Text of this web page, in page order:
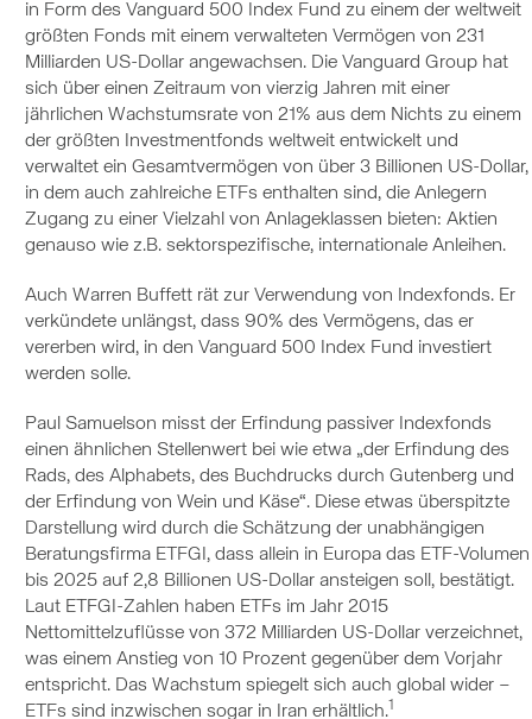
in Form des Vanguard 500 Index Fund zu einem der weltweit
größten Fonds mit einem verwalteten Vermögen von 231
Milliarden US-Dollar angewachsen. Die Vanguard Group hat
sich über einen Zeitraum von vierzig Jahren mit einer
jährlichen Wachstumsrate von 21% aus dem Nichts zu einem
der größten Investmentfonds weltweit entwickelt und
verwaltet ein Gesamtvermögen von über 3 Billionen US-Dollar,
in dem auch zahlreiche ETFs enthalten sind, die Anlegern
Zugang zu einer Vielzahl von Anlageklassen bieten: Aktien
genauso wie z.B. sektorspezifische, internationale Anleihen.
Auch Warren Buffett rät zur Verwendung von Indexfonds. Er
verkündete unlängst, dass 90% des Vermögens, das er
vererben wird, in den Vanguard 500 Index Fund investiert
werden solle.
Paul Samuelson misst der Erfindung passiver Indexfonds
einen ähnlichen Stellenwert bei wie etwa „der Erfindung des
Rads, des Alphabets, des Buchdrucks durch Gutenberg und
der Erfindung von Wein und Käse“. Diese etwas überspitzte
Darstellung wird durch die Schätzung der unabhängigen
Beratungsfirma ETFGI, dass allein in Europa das ETF-Volumen
bis 2025 auf 2,8 Billionen US-Dollar ansteigen soll, bestätigt.
Laut ETFGI-Zahlen haben ETFs im Jahr 2015
Nettomittelzuflüsse von 372 Milliarden US-Dollar verzeichnet,
was einem Anstieg von 10 Prozent gegenüber dem Vorjahr
entspricht. Das Wachstum spiegelt sich auch global wider –
ETFs sind inzwischen sogar in Iran erhältlich.1